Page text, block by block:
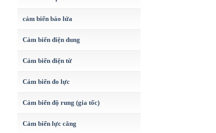
cảm biến báo lửa
Cảm biến điện dung
Cảm biến điện từ
Cảm biến đo lực
Cảm biến độ rung (gia tốc)
Cảm biến lực căng